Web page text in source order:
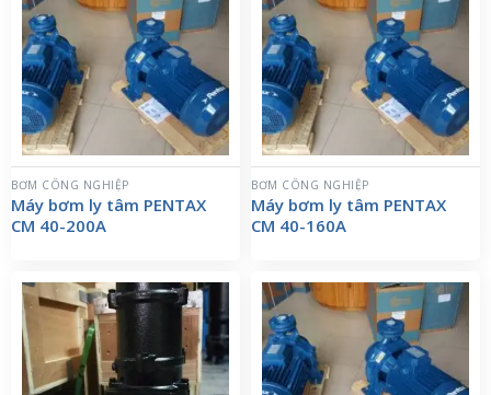
BƠM CÔNG NGHIỆP
Máy bơm ly tâm PENTAX
CM 40-200A
BƠM CÔNG NGHIỆP
Máy bơm ly tâm PENTAX
CM 40-160A